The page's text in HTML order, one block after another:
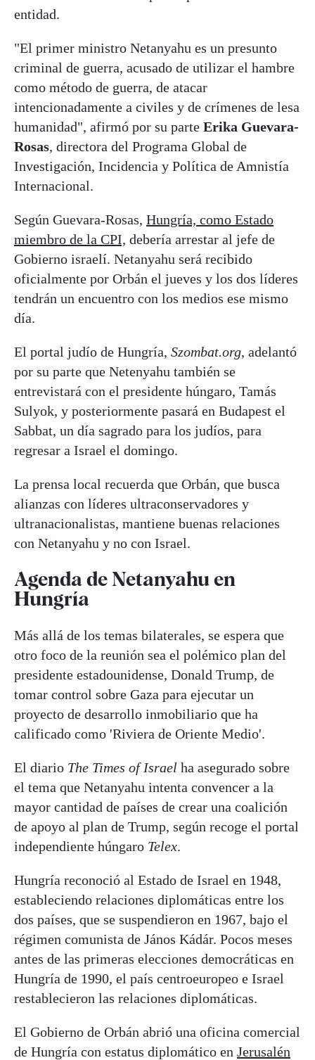
entidad.
"El primer ministro Netanyahu es un presunto
criminal de guerra, acusado de utilizar el hambre
como método de guerra, de atacar
intencionadamente a civiles y de crímenes de lesa
humanidad", afirmó por su parte Erika Guevara-
Rosas, directora del Programa Global de
Investigación, Incidencia y Política de Amnistía
Internacional.
Según Guevara-Rosas, Hungría, como Estado
miembro de la CPI, debería arrestar al jefe de
Gobierno israelí. Netanyahu será recibido
oficialmente por Orbán el jueves y los dos líderes
tendrán un encuentro con los medios ese mismo
día.
El portal judío de Hungría, Szombat.org, adelantó
por su parte que Netenyahu también se
entrevistará con el presidente húngaro, Tamás
Sulyok, y posteriormente pasará en Budapest el
Sabbat, un día sagrado para los judíos, para
regresar a Israel el domingo.
La prensa local recuerda que Orbán, que busca
alianzas con líderes ultraconservadores y
ultranacionalistas, mantiene buenas relaciones
con Netanyahu y no con Israel.
Agenda de Netanyahu en
Hungría
Más allá de los temas bilaterales, se espera que
otro foco de la reunión sea el polémico plan del
presidente estadounidense, Donald Trump, de
tomar control sobre Gaza para ejecutar un
proyecto de desarrollo inmobiliario que ha
calificado como 'Riviera de Oriente Medio'.
El diario The Times of Israel ha asegurado sobre
el tema que Netanyahu intenta convencer a la
mayor cantidad de países de crear una coalición
de apoyo al plan de Trump, según recoge el portal
independiente húngaro Telex.
Hungría reconoció al Estado de Israel en 1948,
estableciendo relaciones diplomáticas entre los
dos países, que se suspendieron en 1967, bajo el
régimen comunista de János Kádár. Pocos meses
antes de las primeras elecciones democráticas en
Hungría de 1990, el país centroeuropeo e Israel
restablecieron las relaciones diplomáticas.
El Gobierno de Orbán abrió una oficina comercial
de Hungría con estatus diplomático en Jerusalén